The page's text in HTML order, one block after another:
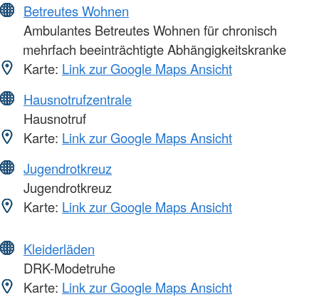
Betreutes Wohnen
Ambulantes Betreutes Wohnen für chronisch
mehrfach beeinträchtigte Abhängigkeitskranke
Karte: Link zur Google Maps Ansicht
Hausnotrufzentrale
Hausnotruf
Karte: Link zur Google Maps Ansicht
Jugendrotkreuz
Jugendrotkreuz
Karte: Link zur Google Maps Ansicht
Kleiderläden
DRK-Modetruhe
Karte: Link zur Google Maps Ansicht